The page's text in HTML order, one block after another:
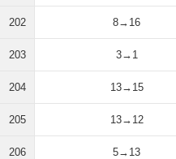
202 8→16
203 3→1
204 13→15
205 13→12
206 5→13